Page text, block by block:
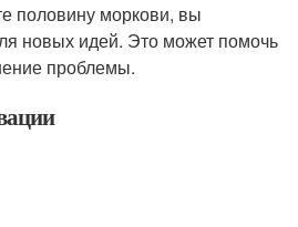
половину моркови, вы
новых идей. Это может помочь
проблемы.